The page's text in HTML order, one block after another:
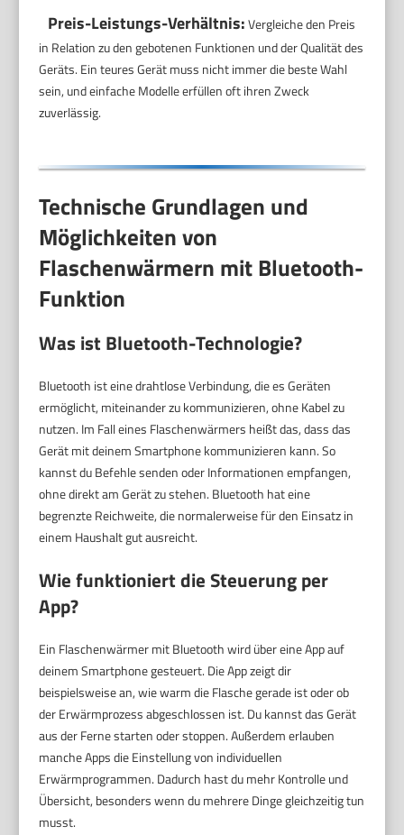
Preis-Leistungs-Verhältnis:Vergleiche den Preis
in Relation zu den gebotenen Funktionen und der Qualität des
Geräts. Ein teures Gerät muss nicht immer die beste Wahl
sein, und einfache Modelle erfüllen oft ihren Zweck
zuverlässig.
Technische Grundlagen und
Möglichkeiten von
Flaschenwärmern mit Bluetooth-
Funktion
Was ist Bluetooth-Technologie?
Bluetooth ist eine drahtlose Verbindung, die es Geräten
ermöglicht, miteinander zu kommunizieren, ohne Kabel zu
nutzen. Im Fall eines Flaschenwärmers heißt das, dass das
Gerät mit deinem Smartphone kommunizieren kann. So
kannst du Befehle senden oder Informationen empfangen,
ohne direkt am Gerät zu stehen. Bluetooth hat eine
begrenzte Reichweite, die normalerweise für den Einsatz in
einem Haushalt gut ausreicht.
Wie funktioniert die Steuerung per
App?
Ein Flaschenwärmer mit Bluetooth wird über eine App auf
deinem Smartphone gesteuert. Die App zeigt dir
beispielsweise an, wie warm die Flasche gerade ist oder ob
der Erwärmprozess abgeschlossen ist. Du kannst das Gerät
aus der Ferne starten oder stoppen. Außerdem erlauben
manche Apps die Einstellung von individuellen
Erwärmprogrammen. Dadurch hast du mehr Kontrolle und
Übersicht, besonders wenn du mehrere Dinge gleichzeitig tun
musst.